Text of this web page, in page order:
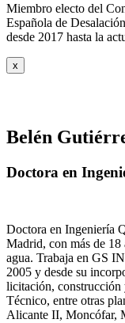
Miembro electo del
Española de
desde 2017 hasta la
x
Belén
Doctora en
Doctora en Ingeniería
Madrid, con más de 18
agua. Trabaja en GS
2005 y desde su
licitación, construcción
Técnico, entre otras
Alicante II, Moncófar,